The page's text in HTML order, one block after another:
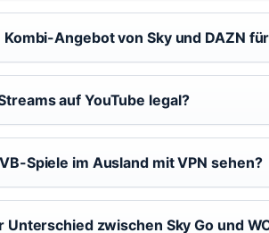
Kombi-Angebot von Sky und DAZN
auf YouTube legal?
Spiele im Ausland mit VPN sehen?
Unterschied zwischen Sky Go und